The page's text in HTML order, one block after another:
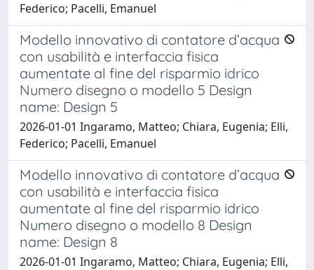
Federico; Pacelli, Emanuel
Modello innovativo di contatore d’acqua
con usabilità e interfaccia fisica
aumentate al fine del risparmio idrico
Numero disegno o modello 5 Design
name: Design 5
2026-01-01 Ingaramo, Matteo; Chiara, Eugenia; Elli,
Federico; Pacelli, Emanuel
Modello innovativo di contatore d’acqua
con usabilità e interfaccia fisica
aumentate al fine del risparmio idrico
Numero disegno o modello 8 Design
name: Design 8
2026-01-01 Ingaramo, Matteo; Chiara, Eugenia; Elli,